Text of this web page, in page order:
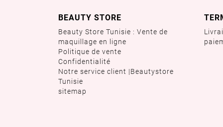
BEAUTY STORE
Beauty Store Tunisie : Vente de
maquillage en ligne
Politique de vente
Confidentialité
Notre service client |Beautystore
Tunisie
sitemap